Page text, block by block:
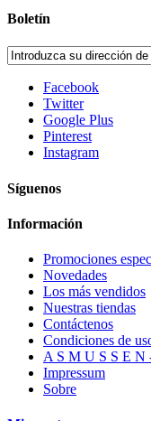
Boletín
Facebook
Twitter
Google Plus
Pinterest
Instagram
Síguenos
Información
Promociones
Novedades
Los más vendidos
Nuestras tiendas
Contáctenos
Condiciones de
A S M U S S E
Impressum
Sobre